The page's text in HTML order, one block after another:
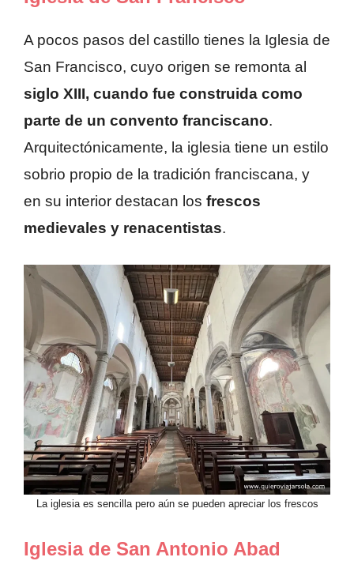
A pocos pasos del castillo tienes la Iglesia de
San Francisco, cuyo origen se remonta al
siglo XIII, cuando fue construida como
parte de un convento franciscano.
Arquitectónicamente, la iglesia tiene un estilo
sobrio propio de la tradición franciscana, y
en su interior destacan los frescos
medievales y renacentistas.
La iglesia es sencilla pero aún se pueden apreciar los frescos
Iglesia de San Antonio Abad